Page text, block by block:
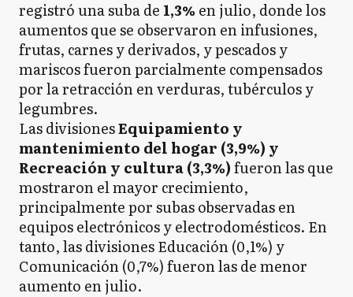
registró una suba de 1,3%en julio, donde los
aumentos que se observaron en infusiones,
frutas, carnes y derivados, y pescados y
mariscos fueron parcialmente compensados
por la retracción en verduras, tubérculos y
legumbres.
Las divisionesEquipamiento y
mantenimiento del hogar (3,9%) y
Recreación y cultura (3,3%)fueron las que
mostraron el mayor crecimiento,
principalmente por subas observadas en
equipos electrónicos y electrodomésticos. En
tanto, las divisiones Educación (0,1%) y
Comunicación (0,7%) fueron las de menor
aumento en julio.